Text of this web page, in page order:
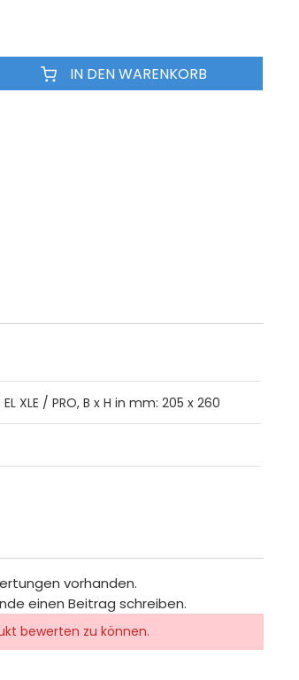
IN DEN WARENKORB
XLE / PRO, B x H in mm: 205 x 260
vorhanden.
einen Beitrag schreiben.
bewerten zu können.